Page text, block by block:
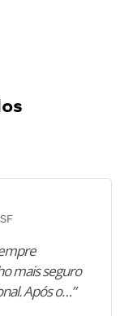
mais seguro
Após o…”